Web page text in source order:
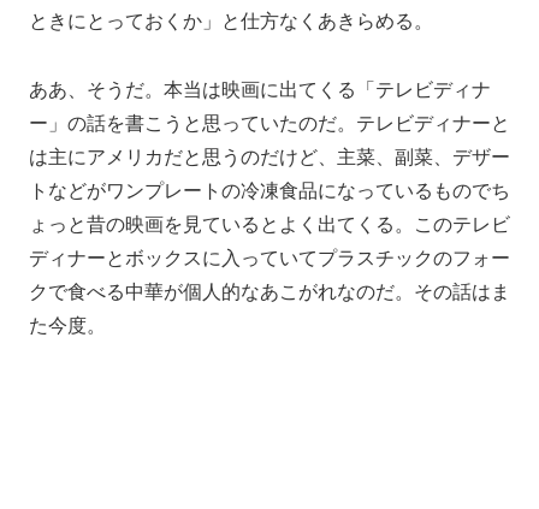
ときにとっておくか」と仕方なくあきらめる。
ああ、そうだ。本当は映画に出てくる「テレビディナ
ー」の話を書こうと思っていたのだ。テレビディナーと
は主にアメリカだと思うのだけど、主菜、副菜、デザー
トなどがワンプレートの冷凍食品になっているものでち
ょっと昔の映画を見ているとよく出てくる。このテレビ
ディナーとボックスに入っていてプラスチックのフォー
クで食べる中華が個人的なあこがれなのだ。その話はま
た今度。